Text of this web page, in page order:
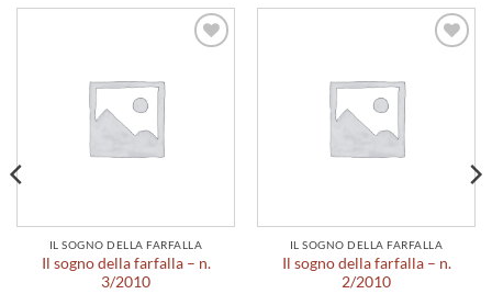
IL SOGNO DELLA FARFALLA
Il sogno della farfalla – n.
3/2010
IL SOGNO DELLA FARFALLA
Il sogno della farfalla – n.
2/2010